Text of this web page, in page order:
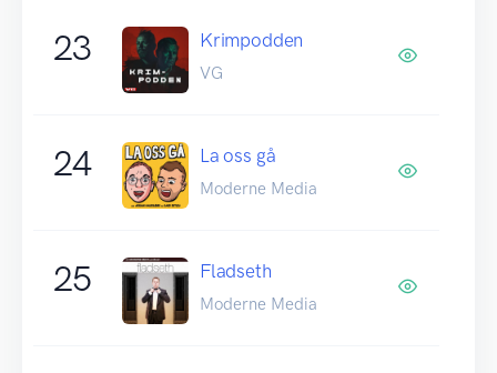
23 Krimpodden
VG
24 La oss gå
Moderne Media
25 Fladseth
Moderne Media